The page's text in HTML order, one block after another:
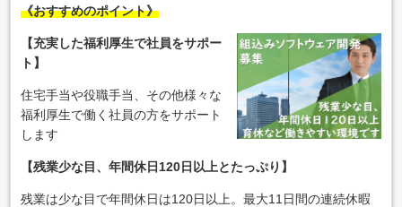
《おすすめのポイント》
【充実した福利厚生で社員をサポー
ト】
住宅手当や役職手当、その他様々な
福利厚生で働く社員の方をサポート
します
【残業少な目、年間休日120日以上とたっぷり】
残業は少な目で年間休日は120日以上。最大11日間の連続休暇